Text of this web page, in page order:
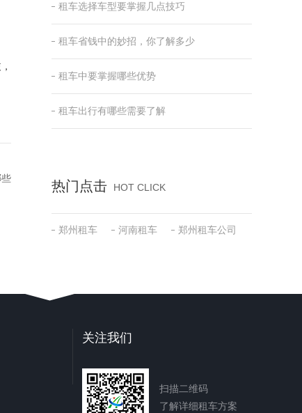
租车选择车型要掌握几点技巧
租车省钱中的妙招，你了解多少
租车中要掌握哪些优势
租车出行有哪些需要了解
热门点击 HOT CLICK
郑州租车 河南租车 郑州租车公司
关注我们
扫描二维码
了解详细租车方案